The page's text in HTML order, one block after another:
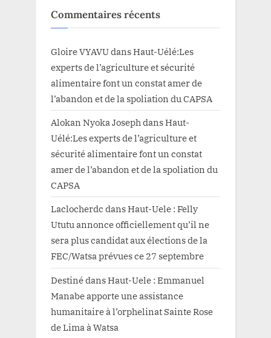
Commentaires récents
Gloire VYAVUdansHaut-Uélé:Les
experts de l’agriculture et sécurité
alimentaire font un constat amer de
l’abandon et de la spoliation du CAPSA
Alokan Nyoka JosephdansHaut-
Uélé:Les experts de l’agriculture et
sécurité alimentaire font un constat
amer de l’abandon et de la spoliation du
CAPSA
Laclocherdc dansHaut-Uele : Felly
Ututu annonce officiellement qu’il ne
sera plus candidat aux élections de la
FEC/Watsa prévues ce 27 septembre
DestinédansHaut-Uele : Emmanuel
Manabe apporte une assistance
humanitaire à l’orphelinat Sainte Rose
de Lima à Watsa